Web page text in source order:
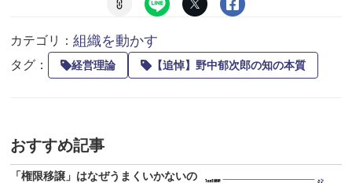
カテゴリ：組織を動かす
タグ： 経営理論 【追悼】野中郁次郎の知の本質
おすすめ記事
「権限移譲」はなぜうまくいかないの